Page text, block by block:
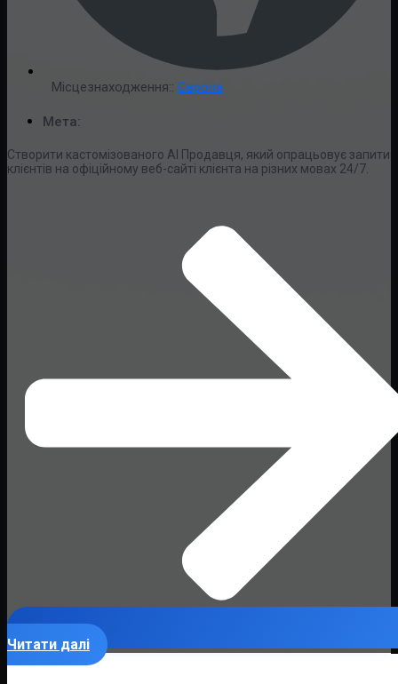
Місцезнаходження:: Європа
Мета:
Створити кастомізованого AI Продавця, який опрацьовує запити
клієнтів на офіційному веб-сайті клієнта на різних мовах 24/7.
Читати далі